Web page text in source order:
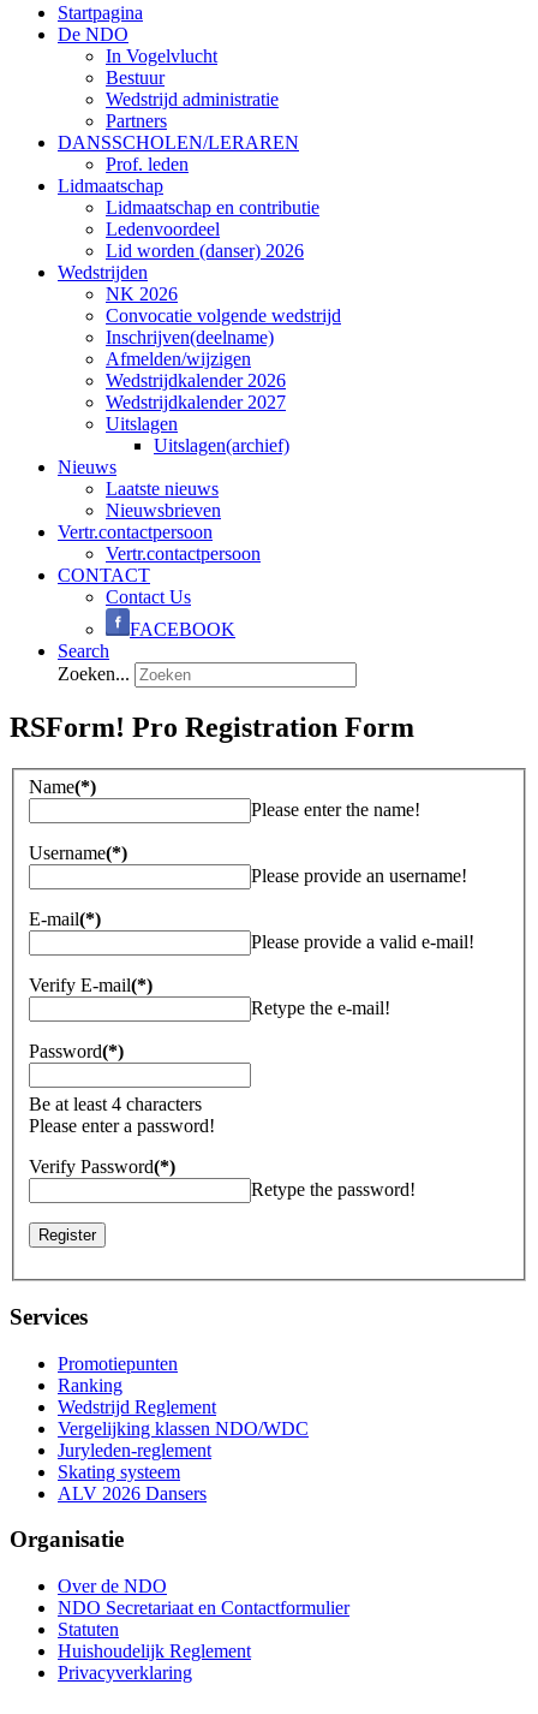
Startpagina
De NDO
In Vogelvlucht
Bestuur
Wedstrijd administratie
Partners
DANSSCHOLEN/LERAREN
Prof. leden
Lidmaatschap
Lidmaatschap en contributie
Ledenvoordeel
Lid worden (danser) 2026
Wedstrijden
NK 2026
Convocatie volgende wedstrijd
Inschrijven(deelname)
Afmelden/wijzigen
Wedstrijdkalender 2026
Wedstrijdkalender 2027
Uitslagen
Uitslagen(archief)
Nieuws
Laatste nieuws
Nieuwsbrieven
Vertr.contactpersoon
Vertr.contactpersoon
CONTACT
Contact Us
FACEBOOK
Search
Zoeken...
RSForm! Pro Registration Form
Name(*)
Please enter the name!
Username(*)
Please provide an username!
E-mail(*)
Please provide a valid e-mail!
Verify E-mail(*)
Retype the e-mail!
Password(*)
Be at least 4 characters
Please enter a password!
Verify Password(*)
Retype the password!
Register
Services
Promotiepunten
Ranking
Wedstrijd Reglement
Vergelijking klassen NDO/WDC
Juryleden-reglement
Skating systeem
ALV 2026 Dansers
Organisatie
Over de NDO
NDO Secretariaat en Contactformulier
Statuten
Huishoudelijk Reglement
Privacyverklaring